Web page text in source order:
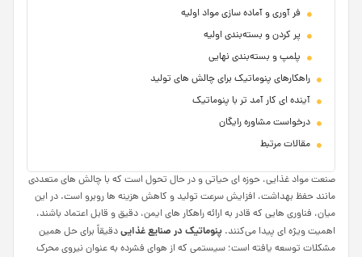
فر آوری و آماده‌ سازی مواد اولیه
پر کردن و بسته‌بندی اولیه
پلمپ و بسته‌بندی نهایی
راهکارهای پنوماتیک برای چالش‌ های تولید
آینده‌ ای کار آمد تر با پنوماتیک
درخواست مشاوره رایگان
مقالات مرتبط
صنعت مواد غذایی، حوزه‌ ای حیاتی و در حال تحول است که با چالش‌ های متعددی
مانند حفظ بهداشت، افزایش سرعت تولید و کاهش هزینه‌ ها روبرو است. در این
میان، فناوری‌ هایی که قادر به ارائه راهکار های ایمن، دقیق و قابل اعتماد باشند،
اهمیت ویژه‌ ای پیدا می‌کنند. پنوماتیک در صنایع غذاییدقیقاً برای حل همین
مشکلات توسعه یافته است؛ سیستمی که از هوای فشرده به عنوان نیروی محرک